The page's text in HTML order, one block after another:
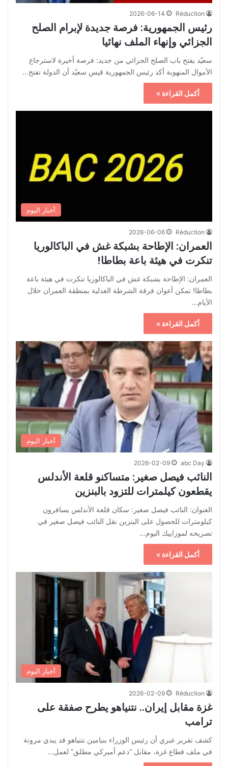
Réduction
2026-06-14
رئيس الجمهورية: فرصة جديدة لإبرام الصلح
الجزائي وإنهاء الملف نهائيا
سعيّد يفتح باب الصلح الجزائي من جديد: فرصة أخيرة لاسترجاع
الأموال المنهوبة أكد رئيس الجمهورية قيس سعيّد أن الدولة تفتح…
أكمل القراءة »
أخبار اليوم
Réduction
2026-06-06
العمران: الإطاحة بشبكة غش في الباكالوريا
تنكرت في هيئة باعة بطاطا!
العمران: الإطاحة بشبكة غش في الباكالوريا تنكرت في هيئة باعة
بطاطا! تمكن أعوان فرقة الشرطة العدلية بمنطقة العمران خلال
الأيام…
أكمل القراءة »
أخبار اليوم
abc Day
2026-02-09
النائب فيصل صغير: متساكنو قلعة الأندلس
يقطعون كيلمترات للتزود بالبنزين
العنوان: النائب فيصل صغير: سكان قلعة الأندلس يسافرون
كيلومترات للحصول على البنزين نقل النائب فيصل صغير في
تصريحه لموزاييك اليوم…
أكمل القراءة »
أخبار اليوم
Réduction
2026-02-09
غزة مقابل إيران.. نتنياهو يطرح صفقة على
ترامب
كشف تقرير عبري أن رئيس الوزراء بنيامين نتنياهو قد يبدي مرونة
في ملف قطاع غزة، مقابل “دعم أميركي مطلق” لعمل…